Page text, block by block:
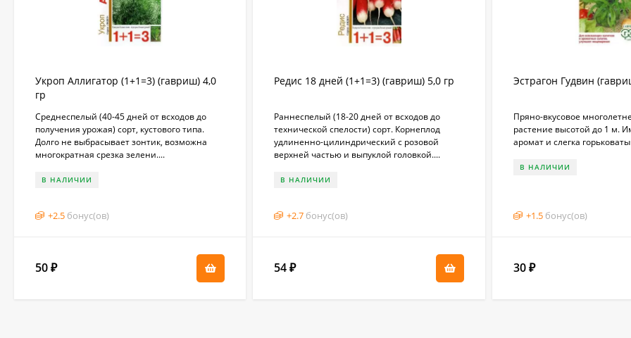
Укроп Аллигатор (1+1=3) (гавриш) 4,0
гр
Среднеспелый (40-45 дней от всходов до
получения урожая) сорт, кустового типа.
Долго не выбрасывает зонтик, возможна
многократная срезка зелени....
В НАЛИЧИИ
+2.5 бонус(ов)
50 ₽
Редис 18 дней (1+1=3) (гавриш) 5,0 гр
Раннеспелый (18-20 дней от всходов до
технической спелости) сорт. Корнеплод
удлиненно-цилиндрический с розовой
верхней частью и выпуклой головкой....
В НАЛИЧИИ
+2.7 бонус(ов)
54₽
Эстрагон Гудвин
Пряно-вкусовое
растение высотой до 1 м.
аромат и слегка
В НАЛИЧИИ
+1.5 бонус(ов)
30 ₽